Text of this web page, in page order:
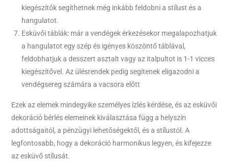
kiegészítők segíthetnek még inkább feldobni a stílust és a
hangulatot.
Esküvői táblák: már a vendégek érkezésekor megalapozhatjuk
a hangulatot egy szép és igényes köszöntő táblával,
feldobhatjuk a desszert asztalt vagy az italpultot is 1-1 vicces
kiegészítővel. Az ülésrendek pedig segítenek eligazodni a
vendégsereg számára a vacsora előtt
Ezek az elemek mindegyike személyes ízlés kérdése, és az esküvői
dekoráció bérlés elemeinek kiválasztása függ a helyszín
adottságaitól, a pénzügyi lehetőségektől, és a stílustól. A
legfontosabb, hogy a dekoráció harmonikus legyen, és kifejezze
az esküvő stílusát.